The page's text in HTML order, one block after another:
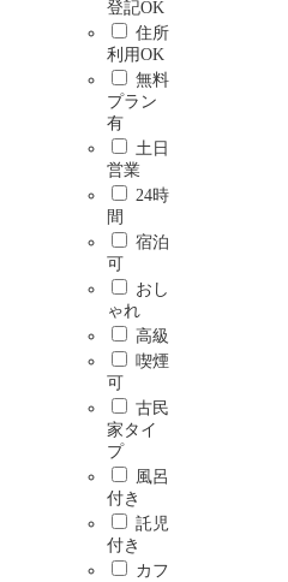
登記OK
住所
利用OK
無料
プラン
有
土日
営業
24時
間
宿泊
可
おし
ゃれ
高級
喫煙
可
古民
家タイ
プ
風呂
付き
託児
付き
カフ